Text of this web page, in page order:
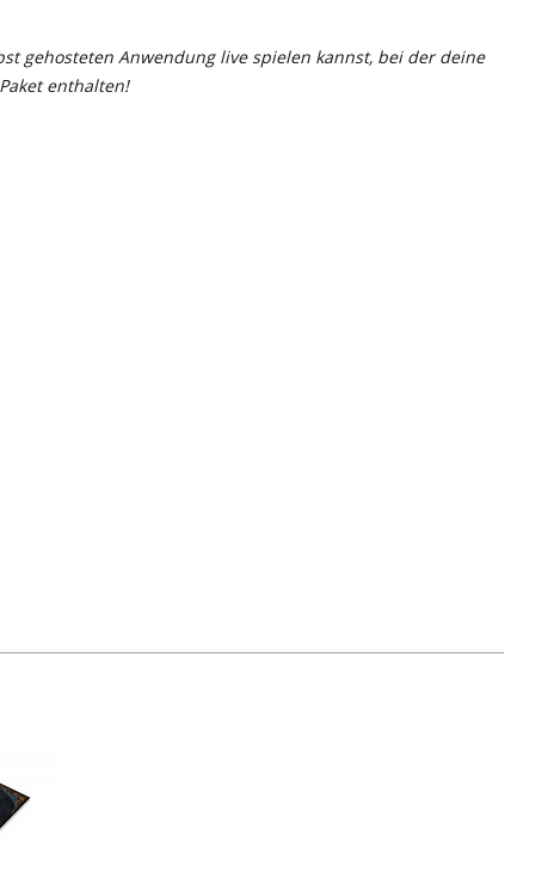
gehosteten Anwendung live spielen kannst, bei der deine
enthalten!